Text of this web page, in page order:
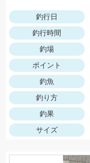
釣行日
釣行時間
釣場
ポイント
釣魚
釣り方
釣果
サイズ